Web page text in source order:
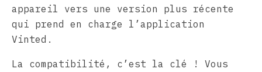
appareil vers une version plus récente
qui prend en charge l’application
Vinted.
La compatibilité, c’est la clé ! Vous